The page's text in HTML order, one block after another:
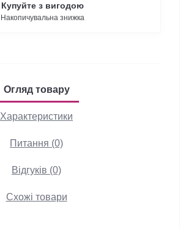
Купуйте з вигодою
Накопичувальна знижка
Огляд товару
Характеристики
Питання (0)
Відгуків (0)
Схожі товари